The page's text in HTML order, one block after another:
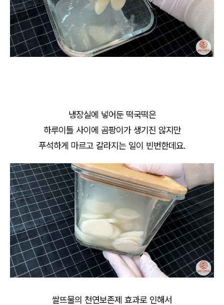
냉장실에 넣어둔 떡국떡은
하루이틀 사이에 곰팡이가 생기진 않지만
푸석하게 마르고 갈라지는 일이 빈번한데요.
쌀뜨물의 천연보존제 효과로 인해서